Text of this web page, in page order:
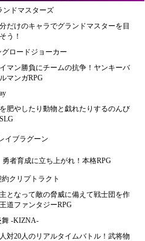
ンドマスターズ
だけのキャラでグランドマスターを目
う！
グロードジョーカー
マン勝負にチームの抗争！ヤンキーバ
ルマンガRPG
肥やしたり動物と戯れたりするのんび
イブラグーン
勇者育成に立ち上がれ！本格RPG
クリプトラクト
となって敵の脅威に備えて戦士団を作
道ファンタジーRPG
舞 -KIZNA-
対20人のリアルタイムバトル！武将物